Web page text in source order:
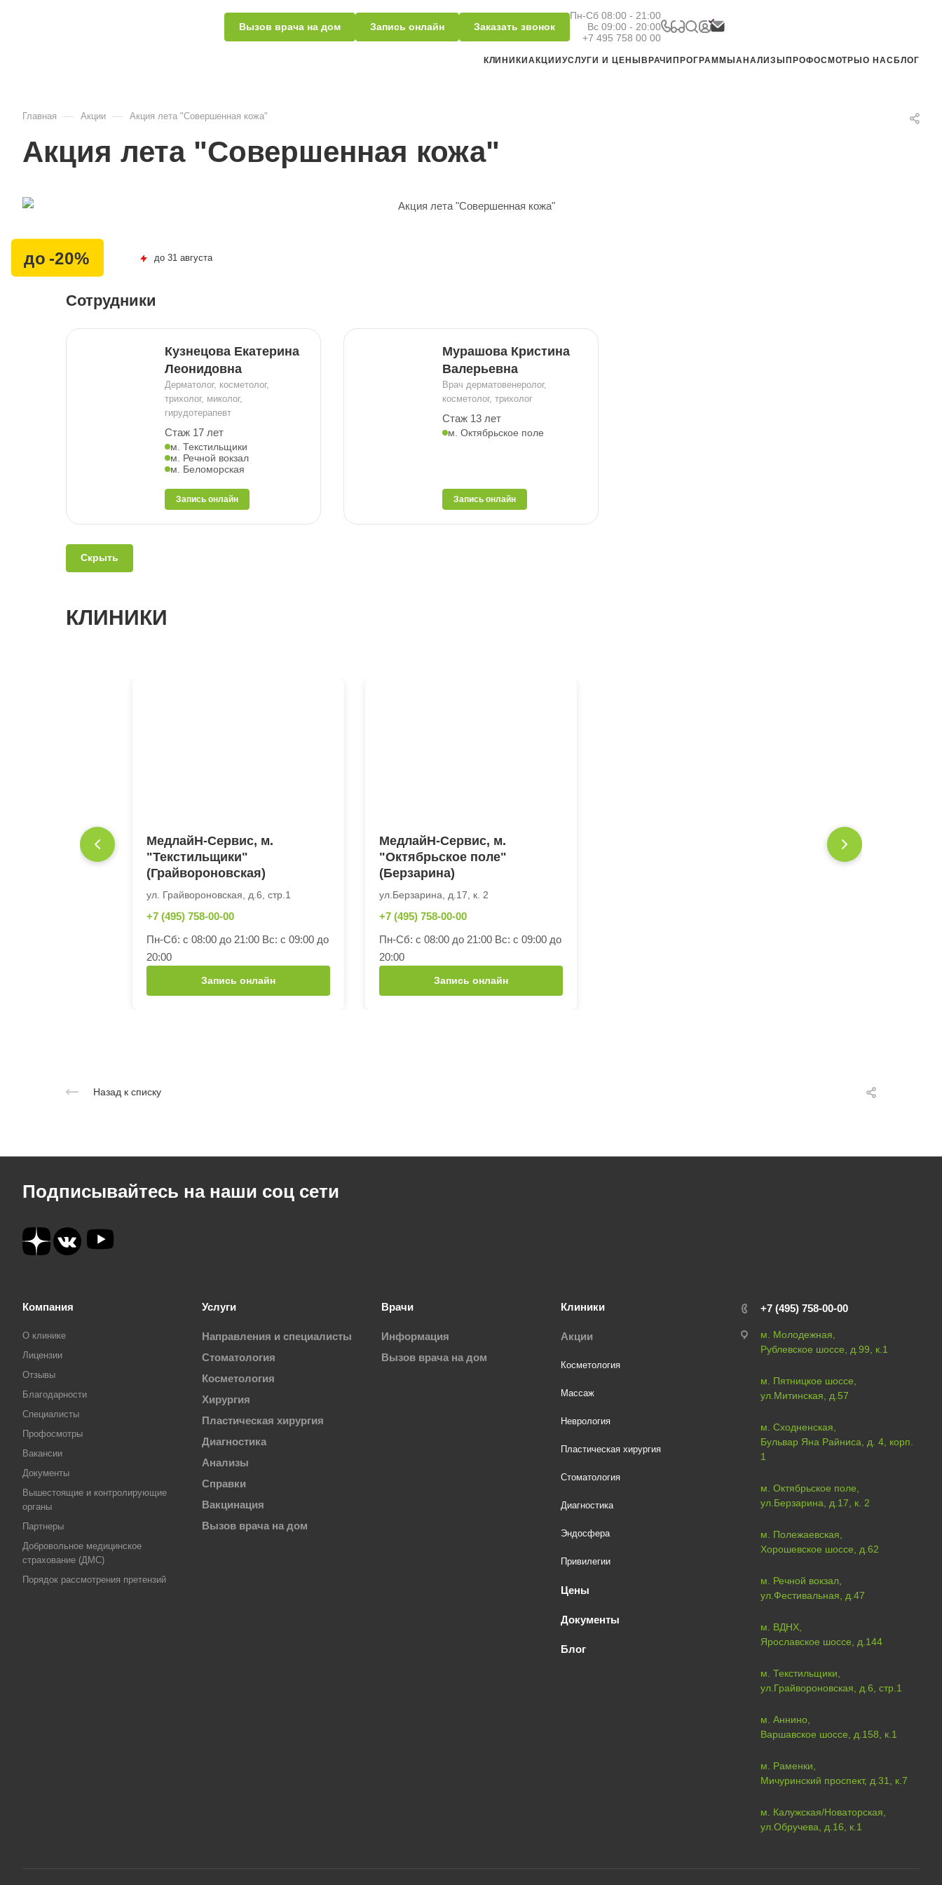
Вызов врача на дом Запись онлайн Заказать звонок
Пн-Сб 08:00 - 21:00
Вс 09:00 - 20:00
+7 495 758 00 00
КЛИНИКИАКЦИИУСЛУГИ И ЦЕНЫ ВРАЧИ ПРОГРАММЫАНАЛИЗЫ ПРОФОСМОТРЫО НАС БЛОГ
Главная — Акции — Акция лета "Совершенная кожа"
Акция лета "Совершенная кожа"
до -20% до 31 августа
Сотрудники
Кузнецова Екатерина
Леонидовна
Дерматолог, косметолог,
трихолог, миколог,
гирудотерапевт
Стаж 17 лет
м. Текстильщики
м. Речной вокзал
м. Беломорская
Запись онлайн
Мурашова Кристина
Валерьевна
Врач дерматовенеролог,
косметолог, трихолог
Стаж 13 лет
м. Октябрьское поле
Запись онлайн
Скрыть
КЛИНИКИ
МедлайН-Сервис, м.
"Текстильщики"
(Грайвороновская)
ул. Грайвороновская, д.6, стр.1
+7 (495) 758-00-00
Пн-Сб: с 08:00 до 21:00 Вс: с 09:00 до
20:00
Запись онлайн
МедлайН-Сервис, м.
"Октябрьское поле"
(Берзарина)
ул.Берзарина, д.17, к. 2
+7 (495) 758-00-00
Пн-Сб: с 08:00 до 21:00 Вс: с 09:00 до
20:00
Запись онлайн
Назад к списку
Подписывайтесь на наши соц сети
Компания
О клинике
Лицензии
Отзывы
Благодарности
Специалисты
Профосмотры
Вакансии
Документы
Вышестоящие и контролирующие
органы
Партнеры
Добровольное медицинское
страхование (ДМС)
Порядок рассмотрения претензий
Услуги
Направления и специалисты
Стоматология
Косметология
Хирургия
Пластическая хирургия
Диагностика
Анализы
Справки
Вакцинация
Вызов врача на дом
Врачи
Информация
Вызов врача на дом
Клиники
Акции
Косметология
Массаж
Неврология
Пластическая хирургия
Стоматология
Диагностика
Эндосфера
Привилегии
Цены
Документы
Блог
+7 (495) 758-00-00
м. Молодежная,
Рублевское шоссе, д.99, к.1
м. Пятницкое шоссе,
ул.Митинская, д.57
м. Сходненская,
Бульвар Яна Райниса, д. 4, корп.
1
м. Октябрьское поле,
ул.Берзарина, д.17, к. 2
м. Полежаевская,
Хорошевское шоссе, д.62
м. Речной вокзал,
ул.Фестивальная, д.47
м. ВДНХ,
Ярославское шоссе, д.144
м. Текстильщики,
ул.Грайвороновская, д.6, стр.1
м. Аннино,
Варшавское шоссе, д.158, к.1
м. Раменки,
Мичуринский проспект, д.31, к.7
м. Калужская/Новаторская,
ул.Обручева, д.16, к.1